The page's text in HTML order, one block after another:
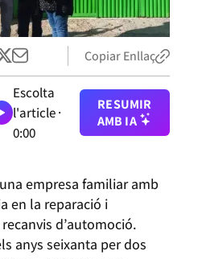
Copiar Enllaç
Escolta
l'article ·
0:00
RESUMIR
AMB IA
empresa familiar amb
en la reparació i
d’automoció.
anys seixanta per dos